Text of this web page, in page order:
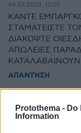
Protothema - Do
Information
06.03.2020, 10:07
ΚΑΝΤΕ
ΣΤΑΜΑΤΕΙΣΤΕ
ΔΙΑΚΟΨΤΕ
ΑΠΩΛΕΙΕΣ
ΚΑΤΑΛΑΒΑΙΝΟΥΝ
ΑΠΑΝΤΗΣΗ
πάλι ρεσιτάλ
06.03.2020, 10:05